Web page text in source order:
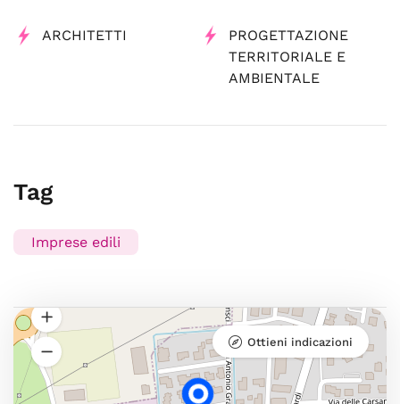
ARCHITETTI
PROGETTAZIONE
TERRITORIALE E
AMBIENTALE
Tag
Imprese edili
Ottieni indicazioni